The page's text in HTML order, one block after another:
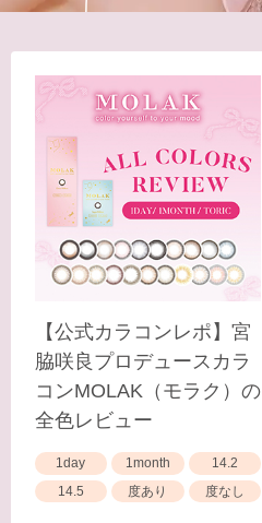
【公式カラコンレポ】宮
脇咲良プロデュースカラ
コンMOLAK（モラク）の
全色レビュー
1day 1month
14.2
14.5
度あり 度なし